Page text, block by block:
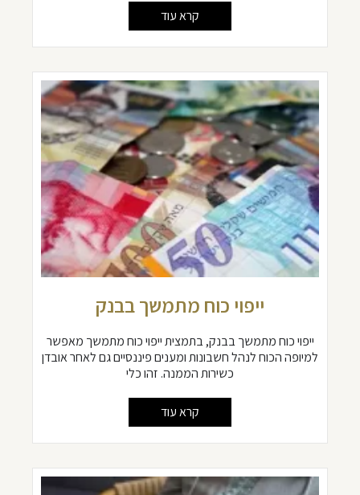
קרא עוד
ייפוי כוח מתמשך בבנק
ייפוי כוח מתמשך בבנק, בתמצית ייפוי כוח מתמשך מאפשר
למיופה הכוח לנהל חשבונות ומענים פיננסיים גם לאחר אובדן
כשירות הממנה. זהו כלי
קרא עוד